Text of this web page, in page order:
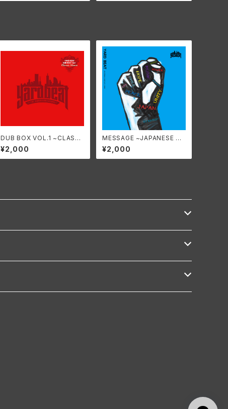
DUB BOX VOL.1 ~CLASSI
C FLAVOR~
¥2,000
MESSAGE ~JAPANESE DU
B PLATE MIX~
¥2,000